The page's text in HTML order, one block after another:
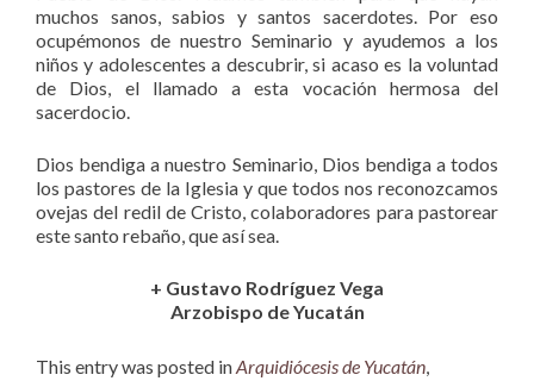
muchos sanos, sabios y santos sacerdotes. Por eso
ocupémonos de nuestro Seminario y ayudemos a los
niños y adolescentes a descubrir, si acaso es la voluntad
de Dios, el llamado a esta vocación hermosa del
sacerdocio.
Dios bendiga a nuestro Seminario, Dios bendiga a todos
los pastores de la Iglesia y que todos nos reconozcamos
ovejas del redil de Cristo, colaboradores para pastorear
este santo rebaño, que así sea.
+ Gustavo Rodríguez Vega
Arzobispo de Yucatán
This entry was posted inArquidiócesis de Yucatán